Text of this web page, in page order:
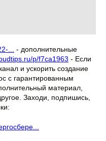
...
- дополнительные
p/f7ca1963 - Если
и ускорить создание
с гарантированным
материал,
Заходи, подпишись,